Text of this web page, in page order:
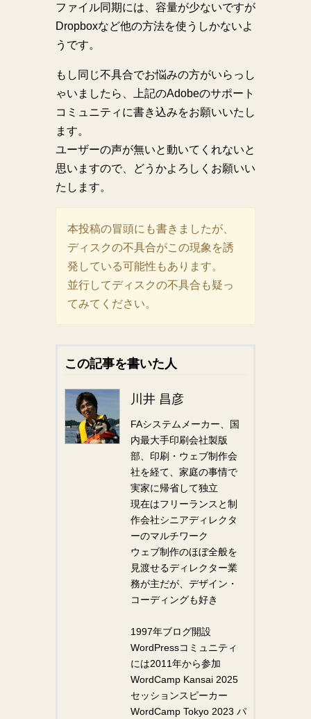
ファイル同期には、容量が少ないですが
Dropboxなど他の方法を使うしかないよ
うです。
もし同じ不具合でお悩みの方がいらっし
ゃいましたら、上記のAdobeのサポート
コミュニティに書き込みをお願いいたし
ます。
ユーザーの声が無いと動いてくれないと
思いますので、どうかよろしくお願いい
たします。
本投稿の冒頭にも書きましたが、
ディスクの不具合がこの現象を誘
発している可能性もあります。
並行してディスクの不具合も疑っ
てみてください。
この記事を書いた人
川井 昌彦
FAシステムメーカー、国
内最大手印刷会社製版
部、印刷・ウェブ制作会
社を経て、家庭の事情で
実家に帰省して独立
現在はフリーランスと制
作会社シニアディレクタ
ーのマルチワーク
ウェブ制作のほぼ全般を
見渡せるディレクター業
務が主だが、デザイン・
コーディングも好き
1997年ブログ開設
WordPressコミュニティ
には2011年から参加
WordCamp Kansai 2025
セッションスピーカー
WordCamp Tokyo 2023 パ